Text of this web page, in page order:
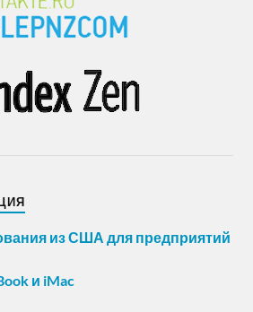
из США для предприятий
и iMac